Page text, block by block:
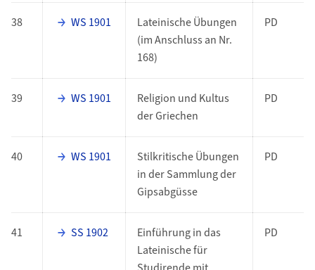
38 WS 1901
Lateinische Übungen
(im Anschluss an Nr.
168)
PD
39 WS 1901
Religion und Kultus
der Griechen
PD
40 WS 1901
Stilkritische Übungen
in der Sammlung der
Gipsabgüsse
PD
41 SS 1902
Einführung in das
Lateinische für
PD